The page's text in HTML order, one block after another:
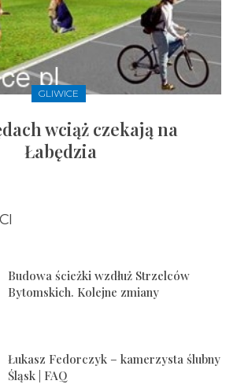
GLIWICE
wciąż czekają na
Łabędzia
Budowa ścieżki wzdłuż Strzelców
Bytomskich. Kolejne zmiany
Łukasz Fedorczyk – kamerzysta ślubny
Śląsk | FAQ